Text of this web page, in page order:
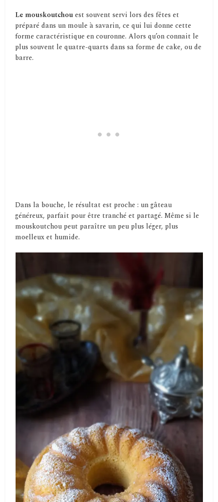
Le mouskoutchouest souvent servi lors des fêtes et
préparé dans un moule à savarin, ce qui lui donne cette
forme caractéristique en couronne. Alors qu’on connait le
plus souvent le quatre-quarts dans sa forme de cake, ou de
barre.
Dans la bouche, le résultat est proche : un gâteau
généreux, parfait pour être tranché et partagé. Même si le
mouskoutchou peut paraître un peu plus léger, plus
moelleux et humide.